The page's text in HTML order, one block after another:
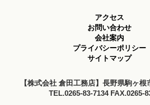
アクセス
お問い合わせ
会社案内
プライバシーポリシー
サイトマップ
【株式会社 倉田工務店】長野県駒ヶ根
TEL.0265-83-7134 FAX.0265-